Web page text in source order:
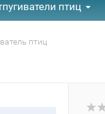
птиц
птиц